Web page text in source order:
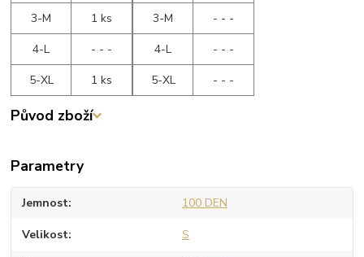
3-M
1 ks
4-L
- - -
5-XL
1 ks
3-M
- - -
4-L
- - -
5-XL
- - -
Původ zboží
Parametry
Jemnost 100 DEN
Velikost S